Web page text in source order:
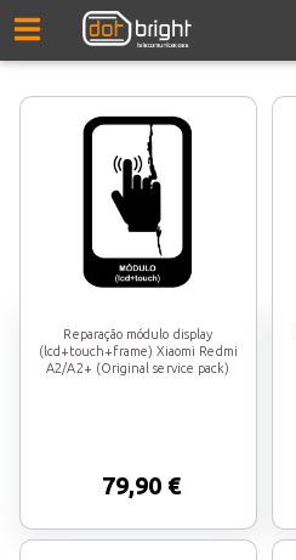
Reparação módulo display
(lcd+touch+frame) Xiaomi Redmi
A2/A2+ (Original service pack)
79,90 €